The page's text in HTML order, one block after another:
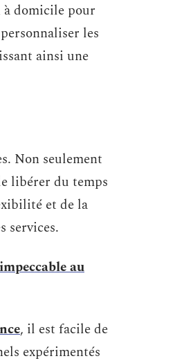
à domicile pour
les
ainsi une
Non seulement
libérer du temps
et de la
services.
au
, il est facile de
expérimentés